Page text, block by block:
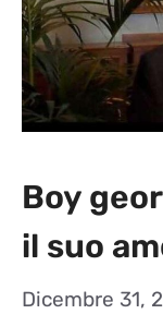
Boy
il suo
Dicembre 31,